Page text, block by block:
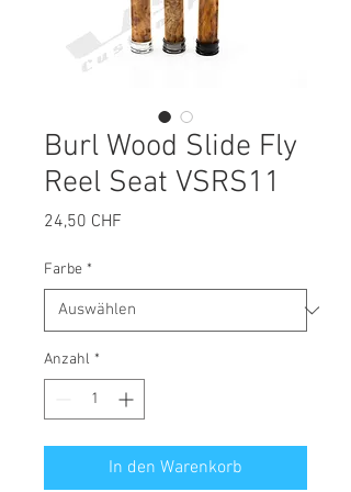
Burl Wood Slide Fly
Reel Seat VSRS11
24,50 CHF
Farbe *
Anzahl *
In den Warenkorb